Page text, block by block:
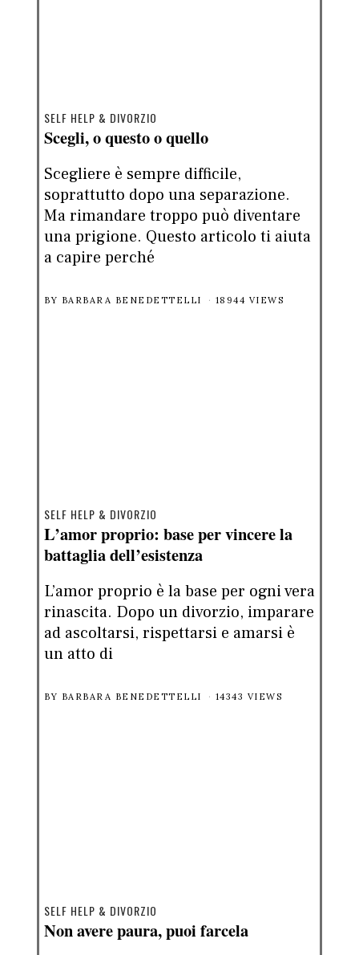
SELF HELP & DIVORZIO
Scegli, o questo o quello
Scegliere è sempre difficile,
soprattutto dopo una separazione.
Ma rimandare troppo può diventare
una prigione. Questo articolo ti aiuta
a capire perché
BY BARBARA BENEDETTELLI 18944 VIEWS
SELF HELP & DIVORZIO
L’amor proprio: base per vincere la
battaglia dell’esistenza
L’amor proprio è la base per ogni vera
rinascita. Dopo un divorzio, imparare
ad ascoltarsi, rispettarsi e amarsi è
un atto di
BY BARBARA BENEDETTELLI 14343 VIEWS
SELF HELP & DIVORZIO
Non avere paura, puoi farcela